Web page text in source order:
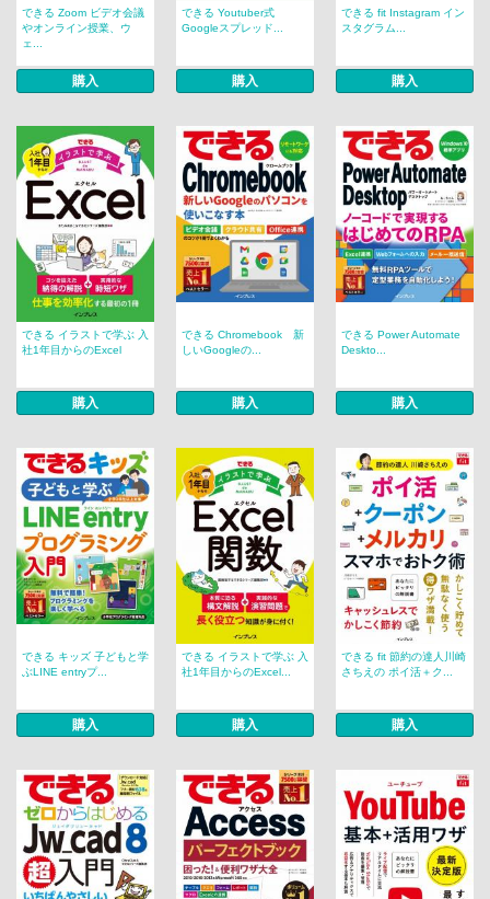
できる Zoom ビデオ会議
やオンライン授業、ウ
ェ...
購入
できる Youtuber式
Googleスプレッド...
購入
できる fit Instagram イン
スタグラム...
購入
できる イラストで学ぶ 入
社1年目からのExcel
購入
できる Chromebook 新
しいGoogleの...
購入
できる Power Automate
Deskto...
購入
できる キッズ 子どもと学
ぶLINE entryプ...
購入
できる イラストで学ぶ 入
社1年目からのExcel...
購入
できる fit 節約の達人川崎
さちえの ポイ活＋ク...
購入